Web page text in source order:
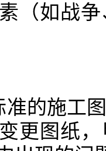
（如战
准的施工
更图纸